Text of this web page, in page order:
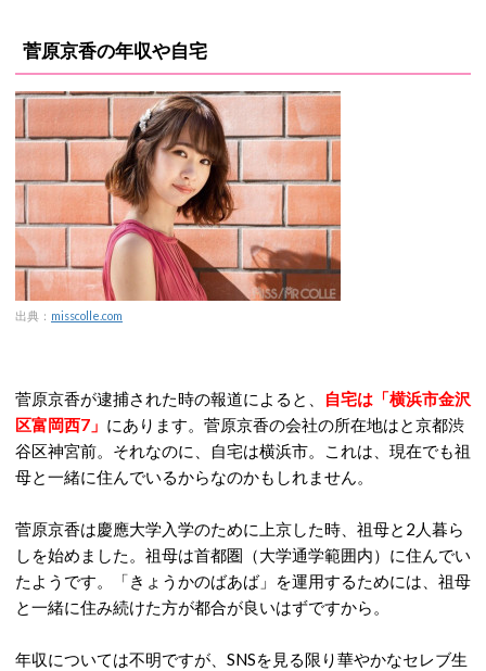
菅原京香の年収や自宅
出典： misscolle.com
菅原京香が逮捕された時の報道によると、
自宅は「横浜市金沢
区富岡西7」 にあります。菅原京香の会社の所在地はと京都渋
谷区神宮前。それなのに、自宅は横浜市。これは、現在でも祖
母と一緒に住んでいるからなのかもしれません。
菅原京香は慶應大学入学のために上京した時、祖母と2人暮ら
しを始めました。祖母は首都圏（大学通学範囲内）に住んでい
たようです。「きょうかのばあば」を運用するためには、祖母
と一緒に住み続けた方が都合が良いはずですから。
年収については不明ですが、SNSを見る限り華やかなセレブ生